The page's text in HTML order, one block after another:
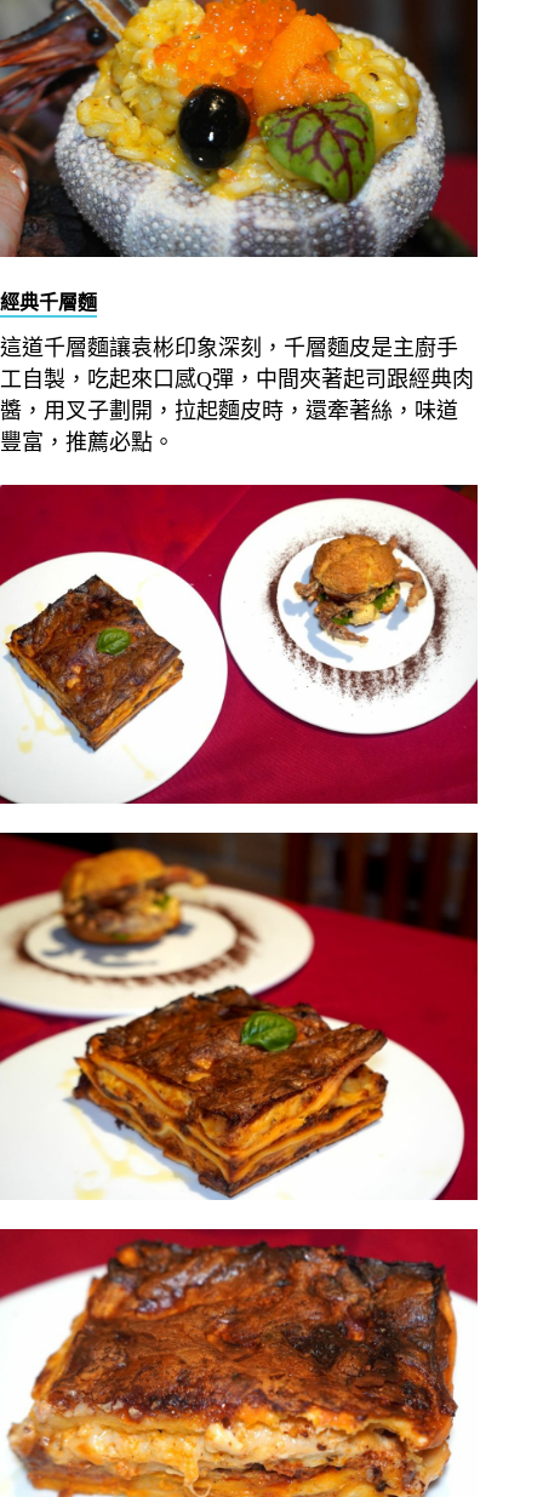
經典千層麵
這道千層麵讓袁彬印象深刻，千層麵皮是主廚手
工自製，吃起來口感Q彈，中間夾著起司跟經典肉
醬，用叉子劃開，拉起麵皮時，還牽著絲，味道
豐富，推薦必點。